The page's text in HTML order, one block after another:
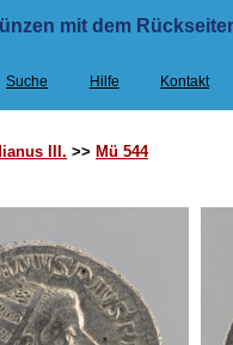
mit dem
Suche Hilfe Kontakt
III. >> Mü 544